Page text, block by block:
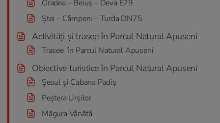
Oradea – Beiuş – Deva E79
Ştei – Câmpeni – Turda DN75
Activități și trasee în Parcul Natural Apuseni
Trasee în Parcul Natural Apuseni
Obiective turistice în Parcul Natural Apuseni
Şesul şi Cabana Padiş
Peștera Urșilor
Măgura Vânătă